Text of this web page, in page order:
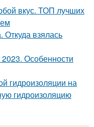
вкус. ТОП лучших
Откуда взялась
Особенности
гидроизоляции на
гидроизоляцию